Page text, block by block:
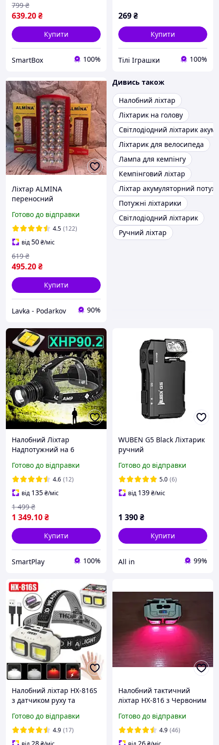
639.20₴
799 ₴
Купити
SmartBox 100%
269₴
Купити
Тілі Іграшки 100%
Ліхтар ALMINA
переносний
повербанком вбудований
акумулятор DL-2606 30000
MAH, 24 L
Готово до відправки
4.5 (122)
від50₴/міс
495.20₴
619 ₴
Купити
Lavka - Podarkov 90%
Дивись також
Налобний ліхтар
Ліхтарик на голову
Світлодіодний ліхтарик
Ліхтарик для велосипеда
Лампа для кемпінгу
Кемпінговий ліхтар
Ліхтар акумуляторний
Потужні ліхтарики
Світлодіодний ліхтарик
Ручний ліхтар
Налобний Ліхтар
Надпотужний на 6
6000mah
Готово до відправки
4.6 (12)
від 135₴/міс
1 349.10₴
1 499 ₴
Купити
SmartPlay 100%
WUBEN G5 Black Ліхтарик
ручний
Готово до відправки
5.0 (6)
від 139₴/міс
1 390₴
Купити
All in 99%
Налобний ліхтар HX-816S
з датчиком руху та
C, акумулятор 18650,
2xCOB)
Готово до відправки
4.9 (17)
Налобний тактичний
ліхтар HX-816 з Червоним
налобний 18650 знімний
акумулятор, USB Type-C
Готово до відправки
4.9 (46)